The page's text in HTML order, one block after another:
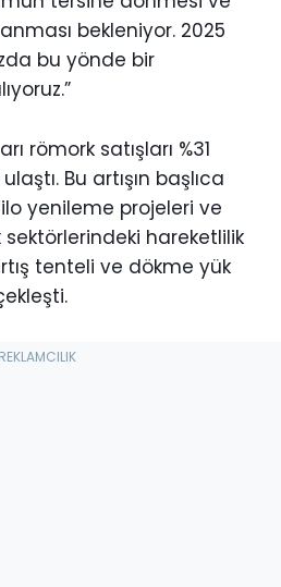
bekleniyor. 2025
bu yönde bir
römork satışları %31
Bu artışın başlıca
yenileme projeleri ve
hareketlilik
tenteli ve dökme yük